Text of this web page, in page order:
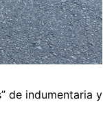
de indumentaria y